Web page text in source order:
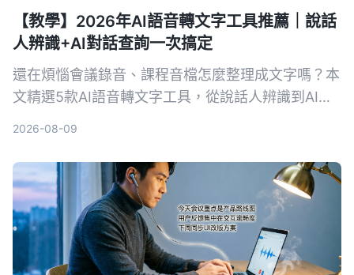
【教學】2026年AI語音轉文字工具推薦｜說話
人辨識+AI對話查詢一次搞定
還在煩惱會議錄音、課程音檔怎麼整理成文字嗎？本
文精選5款AI語音轉文字工具，從說話人辨識到AI對
2026-08-09